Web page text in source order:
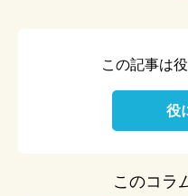
この記事は
役
このコラ